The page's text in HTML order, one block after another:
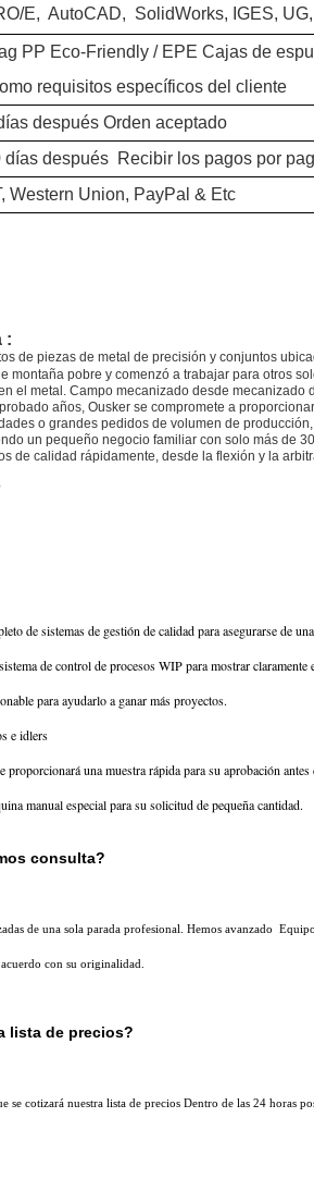
E, AutoCAD, SolidWorks, IGES,
PP Eco-Friendly / EPE Cajas de
requisitos específicos del cliente
después Orden aceptado
días después Recibir los pagos por
Western Union, PayPal & Etc
:
de piezas de metal de precisión y conjuntos
montaña pobre y comenzó a trabajar para otros
el metal. Campo mecanizado desde mecanizado
años, Ousker se compromete a
o grandes pedidos de volumen de
un pequeño negocio familiar con solo más de
de calidad rápidamente, desde la flexión y la
de sistemas de gestión de calidad para asegurarse de
de control de procesos WIP para mostrar claramente
para ayudarlo a ganar más proyectos.
e idlers
una muestra rápida para su aprobación antes
manual especial para su solicitud de pequeña cantidad.
consulta?
de una sola parada profesional. Hemos avanzado
con su originalidad.
lista de precios?
se cotizará nuestra lista de precios Dentro de las 24